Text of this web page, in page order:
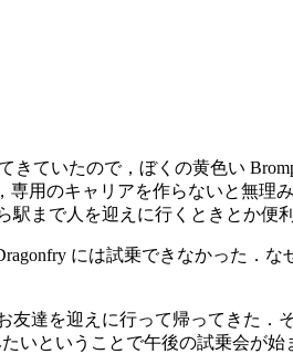
きていたので，ぼくの黄色い
専用のキャリアを作らないと無理
駅まで人を迎えに行くときとか便
には試乗できなかった．
友達を迎えに行って帰ってきた．
たいということで午後の試乗会が